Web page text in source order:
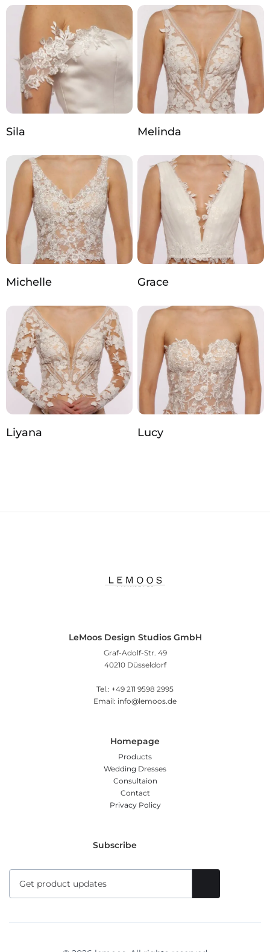
Sila Melinda
Michelle Grace
Liyana Lucy
LeMoos Design Studios GmbH
Graf-Adolf-Str. 49
40210 Düsseldorf
Tel.: +49 211 9598 2995
Email: info@lemoos.de
Homepage
Products
Wedding Dresses
Consultaion
Contact
Privacy Policy
Subscribe